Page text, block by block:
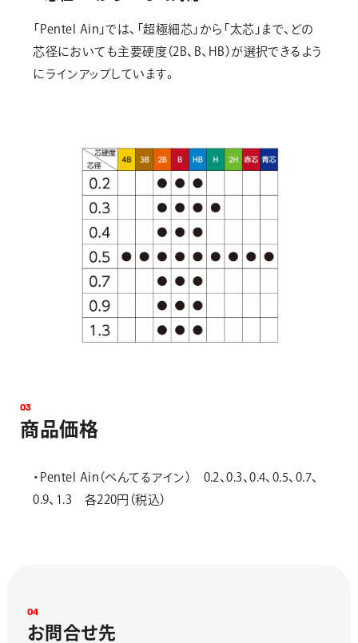
「Pentel Ain」では、「超極細芯」から「太芯」まで、どの
芯径においても主要硬度（2B、B、HB）が選択できるよう
にラインアップしています。
03
商品価格
・Pentel Ain（ぺんてるアイン） 0.2、0.3、0.4、0.5、0.7、
0.9、1.3 各220円（税込）
04
お問 合せ先